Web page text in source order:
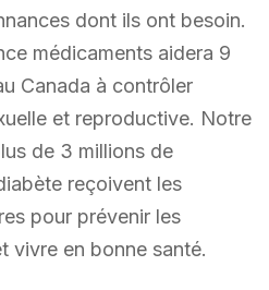
dont ils ont besoin.
médicaments aidera 9
Canada à contrôler
et reproductive. Notre
de 3 millions de
reçoivent les
pour prévenir les
vivre en bonne santé.